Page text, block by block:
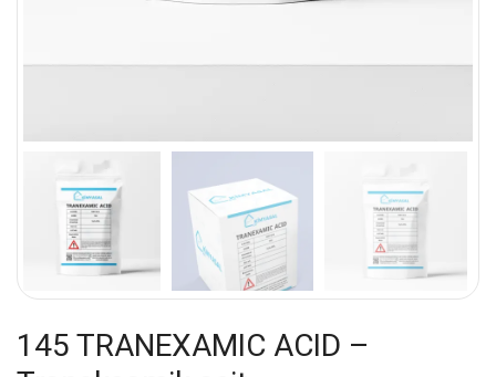
145 TRANEXAMIC ACID –